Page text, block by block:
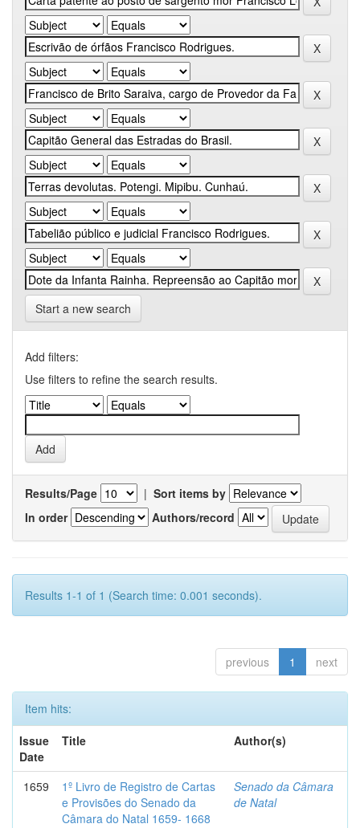
Start a new search
Add filters:
Use filters to refine the search results.
Results/Page | Sort items by
In order
Authors/record
Results 1-1 of 1 (Search time: 0.001 seconds).
previous 1 next
Item hits:
Issue
Date
Title Author(s)
1659
1º Livro de Registro de Cartas
e Provisões do Senado da
Câmara do Natal 1659- 1668
Senado da Câmara
de Natal